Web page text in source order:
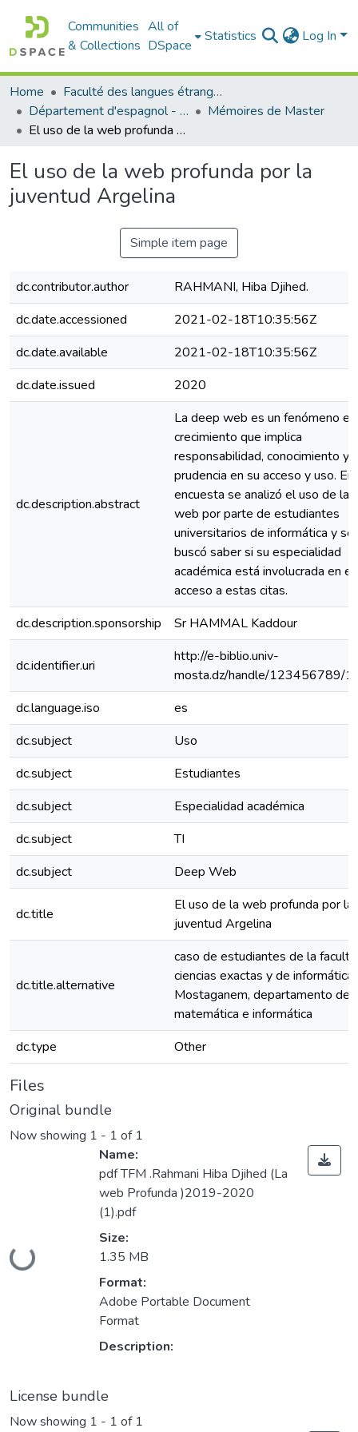
Communities
& Collections
All of
DSpace
Statistics Log In
Home
Faculté des langues étrangères
Département d'espagnol - قسم اللفة الإسبانية
Mémoires de Master
El uso de la web profunda por la juventud Argelina
El uso de la web profunda por la
juventud Argelina
Simple item page
dc.contributor.author
RAHMANI, Hiba Djihed.
dc.date.accessioned
2021-02-18T10:35:56Z
dc.date.available
2021-02-18T10:35:56Z
dc.date.issued
2020
dc.description.abstract
La deep web es un fenómeno en
crecimiento que implica
responsabilidad, conocimiento y
prudencia en su acceso y uso.
encuesta se analizó el uso de la
web por parte de estudiantes
universitarios de informática y se
buscó saber si su especialidad
académica está involucrada en el
acceso a estas citas.
dc.description.sponsorship
Sr HAMMAL Kaddour
dc.identifier.uri
http://e-biblio.univ-
mosta.dz/handle/123456789/
dc.language.iso
es
dc.subject
Uso
dc.subject
Estudiantes
dc.subject
Especialidad académica
dc.subject
TI
dc.subject
Deep Web
dc.title
El uso de la web profunda por la
juventud Argelina
dc.title.alternative
caso de estudiantes de la
ciencias exactas y de informática
Mostaganem, departamento de
matemática e informática
dc.type
Other
Files
Original bundle
Now showing 1 - 1 of 1
Loading...
Name:
pdf TFM .Rahmani Hiba Djihed (La
web Profunda )2019-2020
(1).pdf
Size:
1.35 MB
Format:
Adobe Portable Document
Format
Description:
License bundle
Now showing 1 - 1 of 1